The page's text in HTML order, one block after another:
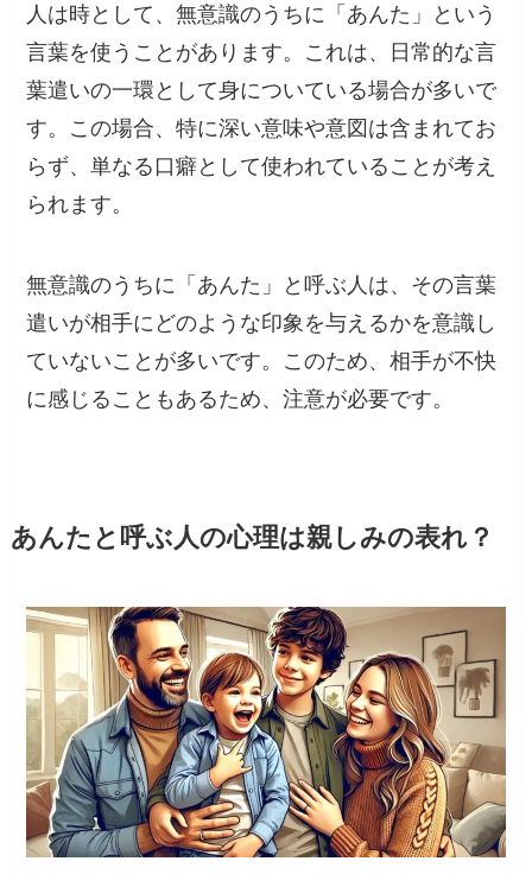
人は時として、無意識のうちに「あんた」という
言葉を使うことがあります。これは、日常的な言
葉遣いの一環として身についている場合が多いで
す。この場合、特に深い意味や意図は含まれてお
らず、単なる口癖として使われていることが考え
られます。
無意識のうちに「あんた」と呼ぶ人は、その言葉
遣いが相手にどのような印象を与えるかを意識し
ていないことが多いです。このため、相手が不快
に感じることもあるため、注意が必要です。
あんたと呼ぶ人の心理は親しみの表れ？